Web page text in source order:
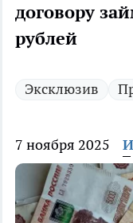
договору
рублей
Эксклюзив
7 ноября 2025